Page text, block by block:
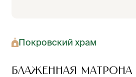
Покровский храм
Блаженная Матрона